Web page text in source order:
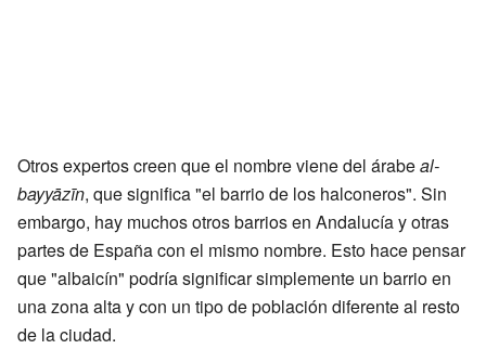
Otros expertos creen que el nombre viene del árabeal-
bayyāzīn, que significa "el barrio de los halconeros". Sin
embargo, hay muchos otros barrios en Andalucía y otras
partes de España con el mismo nombre. Esto hace pensar
que "albaicín" podría significar simplemente un barrio en
una zona alta y con un tipo de población diferente al resto
de la ciudad.